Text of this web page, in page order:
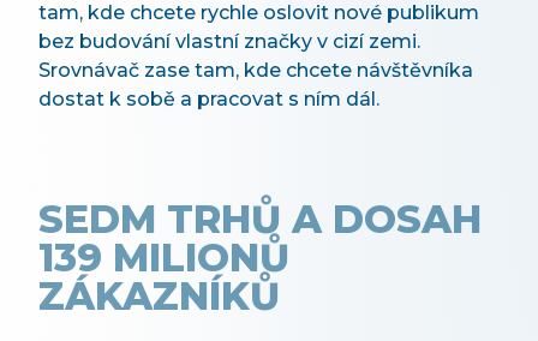
tam, kde chcete rychle oslovit nové publikum
bez budování vlastní značky v cizí zemi.
Srovnávač zase tam, kde chcete návštěvníka
dostat k sobě a pracovat s ním dál.
SEDM TRHŮ A DOSAH
139 MILIONŮ
ZÁKAZNÍKŮ